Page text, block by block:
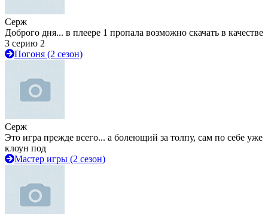
Серж
Доброго дня... в плеере 1 пропала возможно скачать в качестве
3 серию 2
Погоня (2 сезон)
Серж
Это игра прежде всего... а болеющий за толпу, сам по себе уже
клоун под
Мастер игры (2 сезон)